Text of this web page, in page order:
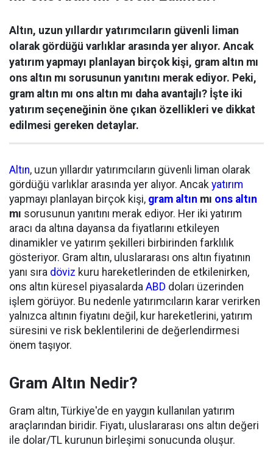
Altın, uzun yıllardır yatırımcıların güvenli liman
olarak gördüğü varlıklar arasında yer alıyor. Ancak
yatırım yapmayı planlayan birçok kişi, gram altın mı
ons altın mı sorusunun yanıtını merak ediyor. Peki,
gram altın mı ons altın mı daha avantajlı? İşte iki
yatırım seçeneğinin öne çıkan özellikleri ve dikkat
edilmesi gereken detaylar.
Altın, uzun yıllardır yatırımcıların güvenli liman olarak
gördüğü varlıklar arasında yer alıyor. Ancak yatırım
yapmayı planlayan birçok kişi, gram altın mı ons altın
mı sorusunun yanıtını merak ediyor. Her iki yatırım
aracı da altına dayansa da fiyatlarını etkileyen
dinamikler ve yatırım şekilleri birbirinden farklılık
gösteriyor. Gram altın, uluslararası ons altın fiyatının
yanı sıra döviz kuru hareketlerinden de etkilenirken,
ons altın küresel piyasalarda ABD doları üzerinden
işlem görüyor. Bu nedenle yatırımcıların karar verirken
yalnızca altının fiyatını değil, kur hareketlerini, yatırım
süresini ve risk beklentilerini de değerlendirmesi
önem taşıyor.
Gram Altın Nedir?
Gram altın, Türkiye'de en yaygın kullanılan yatırım
araçlarından biridir. Fiyatı, uluslararası ons altın değeri
ile dolar/TL kurunun birleşimi sonucunda oluşur.